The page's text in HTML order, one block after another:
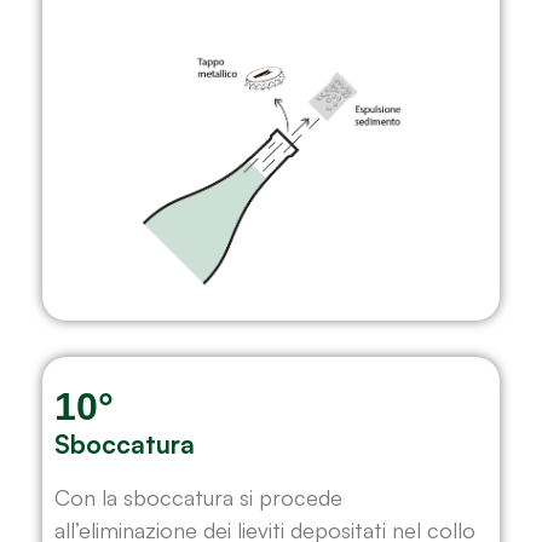
10°
Sboccatura
Con la sboccatura si procede
all’eliminazione dei lieviti depositati nel collo